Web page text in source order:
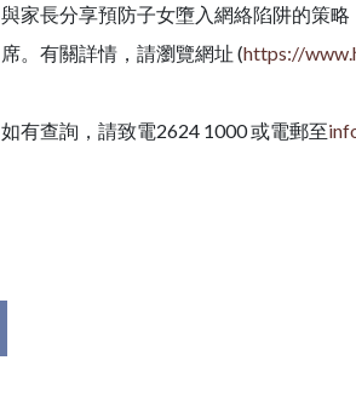
與家長分享預防子女墮入網絡陷阱的策
席。有關詳情，請瀏覽網址 (https://
如有查詢，請致電2624 1000 或電郵至